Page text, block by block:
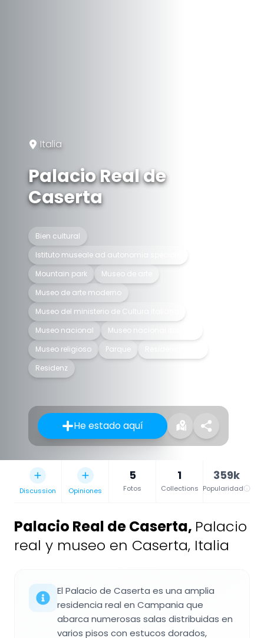
Italia
Palacio Real de
Caserta
Bien cultural
Istituto museale ad autonomia speciale
Mountain park
Museo de arte
Museo de arte moderno
Museo del ministerio de Cultura italiano
Museo nacional
Museo nacional italiano
Museo religioso
Parque
Residenz
He estado aquí
Discussion Opiniones
5
Fotos
1
Collections
359k
Popularidad
Palacio Real de Caserta, Palacio
real y museo en Caserta, Italia
El Palacio de Caserta es una amplia
residencia real en Campania que
abarca numerosas salas distribuidas en
varios pisos con estucos dorados,